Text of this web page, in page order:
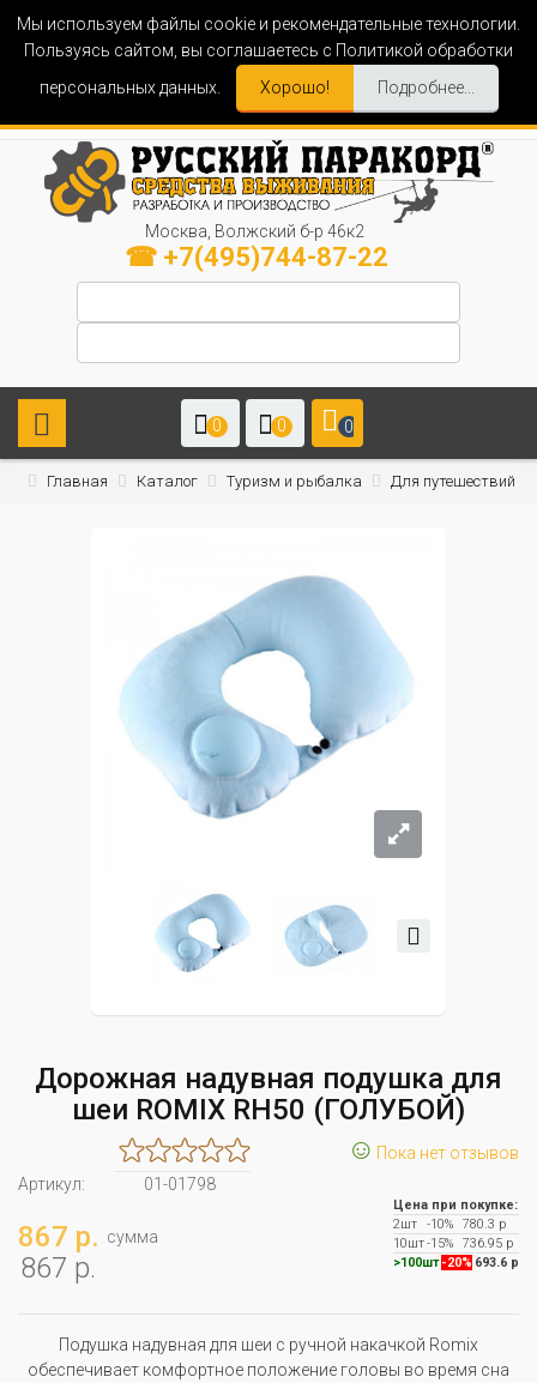
Мы используем файлы cookie и рекомендательные технологии.
Пользуясь сайтом, вы соглашаетесь с Политикой обработки
персональных данных.
Хорошо! Подробнее...
Москва, Волжский б-р 46к2
☎ +7(495)744-87-22
0 0 0
Главная Каталог Туризм и рыбалка Для путешествий
Дорожная надувная подушка для
шеи ROMIX RH50 (ГОЛУБОЙ)
☺ Пока нет отзывов
Артикул:
01-01798
867 р. сумма
867 р.
Цена при покупке:
2шт
-10%
780.3 р
10шт-15%
736.95 р
>100шт -20% 693.6 р
Подушка надувная для шеи с ручной накачкой Romix
обеспечивает комфортное положение головы во время сна